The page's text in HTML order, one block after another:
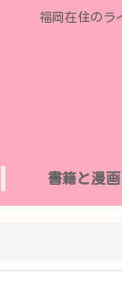
福岡在住のラ
書籍と漫画